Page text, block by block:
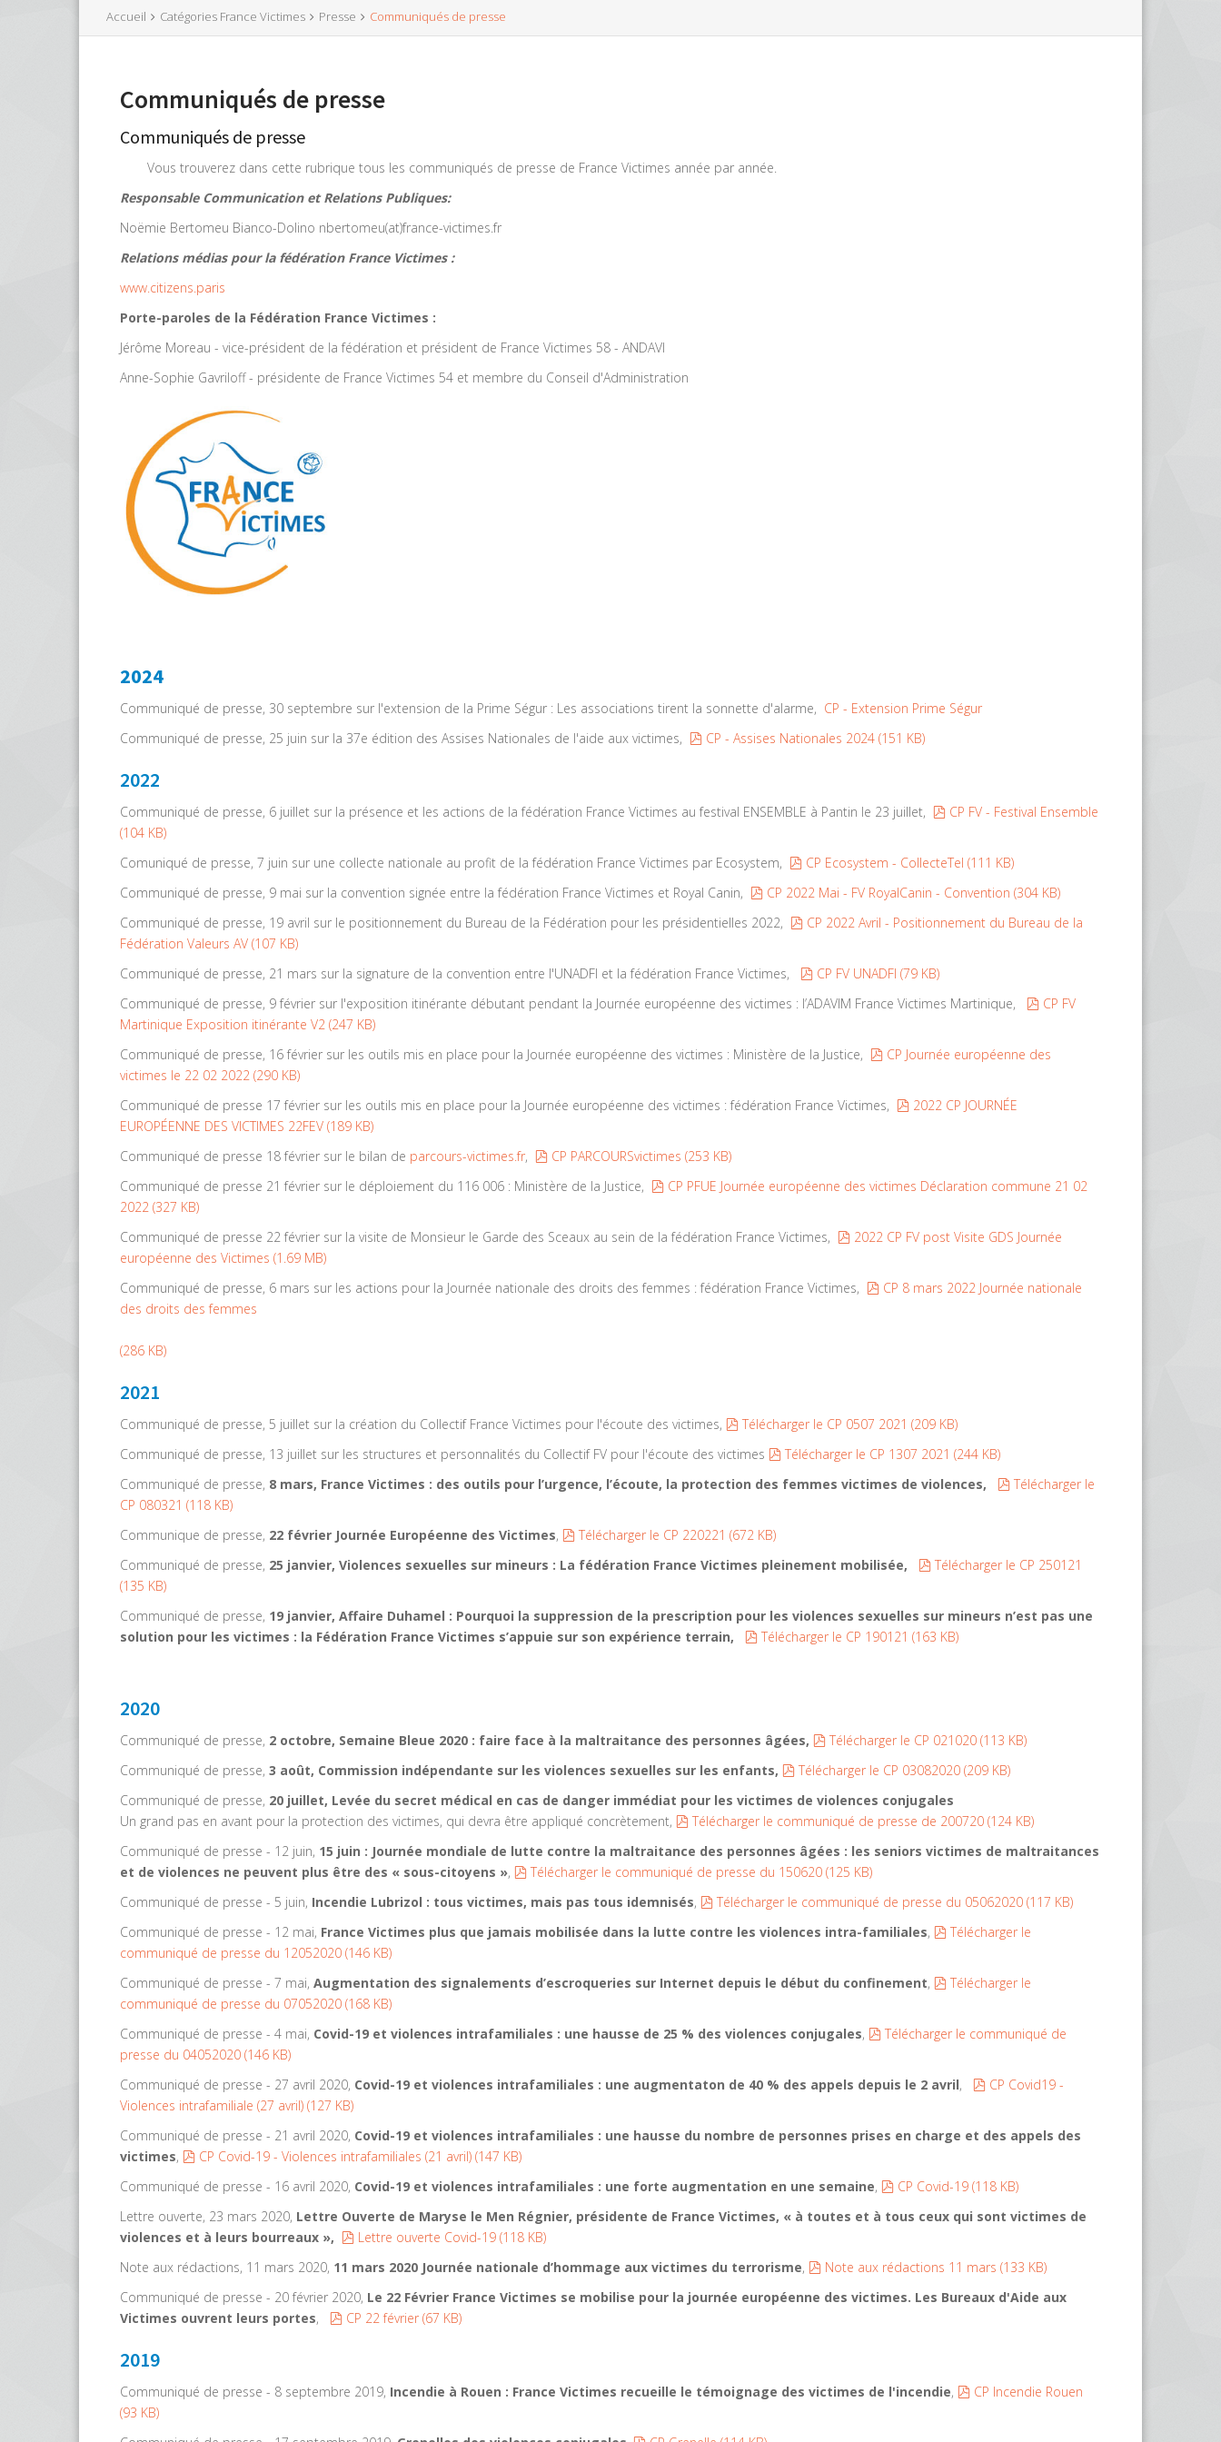
Accueil Catégories France Victimes Presse Communiqués de presse
Communiqués de presse
Communiqués de presse
Vous trouverez dans cette rubrique tous les communiqués de presse de France Victimes année par année.
Responsable Communication et Relations Publiques:
Noëmie Bertomeu Bianco-Dolino nbertomeu(at)france-victimes.fr
Relations médias pour la fédération France Victimes :
www.citizens.paris
Porte-paroles de la Fédération France Victimes :
Jérôme Moreau - vice-président de la fédération et président de France Victimes 58 - ANDAVI
Anne-Sophie Gavriloff - présidente de France Victimes 54 et membre du Conseil d'Administration
2024
Communiqué de presse, 30 septembre sur l'extension de la Prime Ségur : Les associations tirent la sonnette d'alarme, CP - Extension Prime Ségur
Communiqué de presse, 25 juin sur la 37e édition des Assises Nationales de l'aide aux victimes,
pdf
CP - Assises Nationales 2024 (151 KB)
2022
Communiqué de presse, 6 juillet sur la présence et les actions de la fédération France Victimes au festival ENSEMBLE à Pantin le 23 juillet, pdf
CP FV - Festival Ensemble
(104 KB)
Comuniqué de presse, 7 juin sur une collecte nationale au profit de la fédération France Victimes par Ecosystem,
pdf
CP Ecosystem - CollecteTel (111 KB)
Communiqué de presse, 9 mai sur la convention signée entre la fédération France Victimes et Royal Canin,
pdf
CP 2022 Mai - FV RoyalCanin - Convention (304 KB)
Communiqué de presse, 19 avril sur le positionnement du Bureau de la Fédération pour les présidentielles 2022,
pdf
CP 2022 Avril - Positionnement du Bureau de la
Fédération Valeurs AV (107 KB)
Communiqué de presse, 21 mars sur la signature de la convention entre l'UNADFI et la fédération France Victimes,
pdf
CP FV UNADFI (79 KB)
Communiqué de presse, 9 février sur l'exposition itinérante débutant pendant la Journée européenne des victimes : l’ADAVIM France Victimes Martinique,
pdf
CP FV
Martinique Exposition itinérante V2 (247 KB)
Communiqué de presse, 16 février sur les outils mis en place pour la Journée européenne des victimes : Ministère de la Justice,
pdf
CP Journée européenne des
victimes le 22 02 2022 (290 KB)
Communiqué de presse 17 février sur les outils mis en place pour la Journée européenne des victimes : fédération France Victimes,
pdf
2022 CP JOURNÉE
EUROPÉENNE DES VICTIMES 22FEV (189 KB)
Communiqué de presse 18 février sur le bilan de parcours-victimes.fr, pdf
CP PARCOURSvictimes (253 KB)
Communiqué de presse 21 février sur le déploiement du 116 006 : Ministère de la Justice,
pdf
CP PFUE Journée européenne des victimes Déclaration commune 21 02
2022 (327 KB)
Communiqué de presse 22 février sur la visite de Monsieur le Garde des Sceaux au sein de la fédération France Victimes,
pdf
2022 CP FV post Visite GDS Journée
européenne des Victimes (1.69 MB)
Communiqué de presse, 6 mars sur les actions pour la Journée nationale des droits des femmes : fédération France Victimes,
pdf
CP 8 mars 2022 Journée nationale
des droits des femmes
(286 KB)
2021
Communiqué de presse, 5 juillet sur la création du Collectif France Victimes pour l'écoute des victimes, pdf
Télécharger le CP 0507 2021 (209 KB)
Communiqué de presse, 13 juillet sur les structures et personnalités du Collectif FV pour l'écoute des victimes
pdf
Télécharger le CP 1307 2021 (244 KB)
Communiqué de presse, 8 mars, France Victimes : des outils pour l’urgence, l’écoute, la protection des femmes victimes de violences, pdf
Télécharger le
CP 080321 (118 KB)
Communique de presse, 22 février Journée Européenne des Victimes, pdf
Télécharger le CP 220221 (672 KB)
Communiqué de presse, 25 janvier, Violences sexuelles sur mineurs : La fédération France Victimes pleinement mobilisée, pdf
Télécharger le CP 250121
(135 KB)
Communiqué de presse, 19 janvier, Affaire Duhamel : Pourquoi la suppression de la prescription pour les violences sexuelles sur mineurs n’est pas une
solution pour les victimes : la Fédération France Victimes s’appuie sur son expérience terrain,
pdf
Télécharger le CP 190121 (163 KB)
2020
Communiqué de presse, 2 octobre, Semaine Bleue 2020 : faire face à la maltraitance des personnes âgées, pdf
Télécharger le CP 021020 (113 KB)
Communiqué de presse, 3 août, Commission indépendante sur les violences sexuelles sur les enfants, pdf
Télécharger le CP 03082020 (209 KB)
Communiqué de presse, 20 juillet, Levée du secret médical en cas de danger immédiat pour les victimes de violences conjugales
Un grand pas en avant pour la protection des victimes, qui devra être appliqué concrètement,
pdf
Télécharger le communiqué de presse de 200720 (124 KB)
Communiqué de presse - 12 juin, 15 juin : Journée mondiale de lutte contre la maltraitance des personnes âgées : les seniors victimes de maltraitances
et de violences ne peuvent plus être des « sous-citoyens », pdf
Télécharger le communiqué de presse du 150620 (125 KB)
Communiqué de presse - 5 juin, Incendie Lubrizol : tous victimes, mais pas tous idemnisés, pdf
Télécharger le communiqué de presse du 05062020 (117 KB)
Communiqué de presse - 12 mai, France Victimes plus que jamais mobilisée dans la lutte contre les violences intra-familiales, pdf
Télécharger le
communiqué de presse du 12052020 (146 KB)
Communiqué de presse - 7 mai, Augmentation des signalements d’escroqueries sur Internet depuis le début du confinement, pdf
Télécharger le
communiqué de presse du 07052020 (168 KB)
Communiqué de presse - 4 mai, Covid-19 et violences intrafamiliales : une hausse de 25 % des violences conjugales, pdf
Télécharger le communiqué de
presse du 04052020 (146 KB)
Communiqué de presse - 27 avril 2020, Covid-19 et violences intrafamiliales : une augmentaton de 40 % des appels depuis le 2 avril, pdf
CP Covid19 -
Violences intrafamiliale (27 avril) (127 KB)
Communiqué de presse - 21 avril 2020, Covid-19 et violences intrafamiliales : une hausse du nombre de personnes prises en charge et des appels des
victimes, pdf
CP Covid-19 - Violences intrafamiliales (21 avril) (147 KB)
Communiqué de presse - 16 avril 2020, Covid-19 et violences intrafamiliales : une forte augmentation en une semaine, pdf
CP Covid-19 (118 KB)
Lettre ouverte, 23 mars 2020, Lettre Ouverte de Maryse le Men Régnier, présidente de France Victimes, « à toutes et à tous ceux qui sont victimes de
violences et à leurs bourreaux »,
pdf
Lettre ouverte Covid-19 (118 KB)
Note aux rédactions, 11 mars 2020, 11 mars 2020 Journée nationale d’hommage aux victimes du terrorisme, pdf
Note aux rédactions 11 mars (133 KB)
Communiqué de presse - 20 février 2020, Le 22 Février France Victimes se mobilise pour la journée européenne des victimes. Les Bureaux d'Aide aux
Victimes ouvrent leurs portes, pdf
CP 22 février (67 KB)
2019
Communiqué de presse - 8 septembre 2019, Incendie à Rouen : France Victimes recueille le témoignage des victimes de l'incendie, pdf
CP Incendie Rouen
(93 KB)